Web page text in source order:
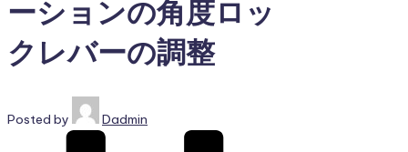
ーションの角度ロッ
クレバーの調整
Posted by Dadmin